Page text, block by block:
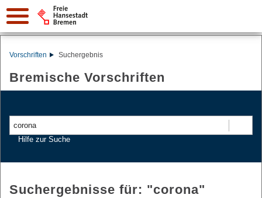
Vorschriften Suchergebnis
Bremische Vorschriften
Hilfe zur Suche
Suchergebnisse für: "corona"